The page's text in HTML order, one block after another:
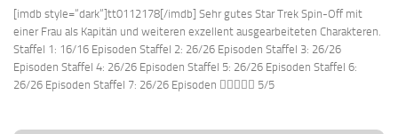
[imdb style=“dark“]tt0112178[/imdb] Sehr gutes Star Trek Spin-Off mit
einer Frau als Kapitän und weiteren exzellent ausgearbeiteten Charakteren.
Staffel 1: 16/16 Episoden Staffel 2: 26/26 Episoden Staffel 3: 26/26
Episoden Staffel 4: 26/26 Episoden Staffel 5: 26/26 Episoden Staffel 6:
26/26 Episoden Staffel 7: 26/26 Episoden  5/5